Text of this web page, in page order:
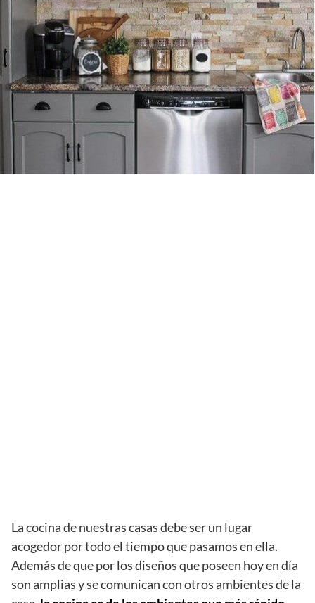
La cocina de nuestras casas debe ser un lugar
acogedor por todo el tiempo que pasamos en ella.
Además de que por los diseños que poseen hoy en día
son amplias y se comunican con otros ambientes de la